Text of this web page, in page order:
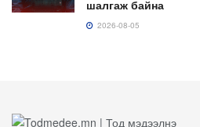
шалгаж байна
2026-08-05